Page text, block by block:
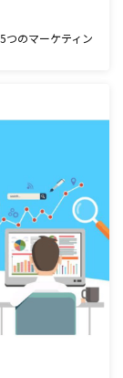
つのマーケティン